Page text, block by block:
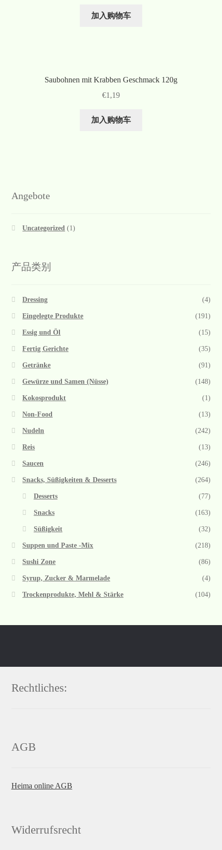
加入购物车
Saubohnen mit Krabben Geschmack 120g
€1,19
加入购物车
Angebote
Uncategorized (1)
产品类别
Dressing (4)
Eingelegte Produkte (191)
Essig und Öl (15)
Fertig Gerichte (35)
Getränke (91)
Gewürze und Samen (Nüsse) (148)
Kokosprodukt (1)
Non-Food (13)
Nudeln (242)
Reis (13)
Saucen (246)
Snacks, Süßigkeiten & Desserts (264)
Desserts (77)
Snacks (163)
Süßigkeit (32)
Suppen und Paste -Mix (218)
Sushi Zone (86)
Syrup, Zucker & Marmelade (4)
Trockenprodukte, Mehl & Stärke (104)
Rechtliches:
AGB
Heima online AGB
Widerrufsrecht